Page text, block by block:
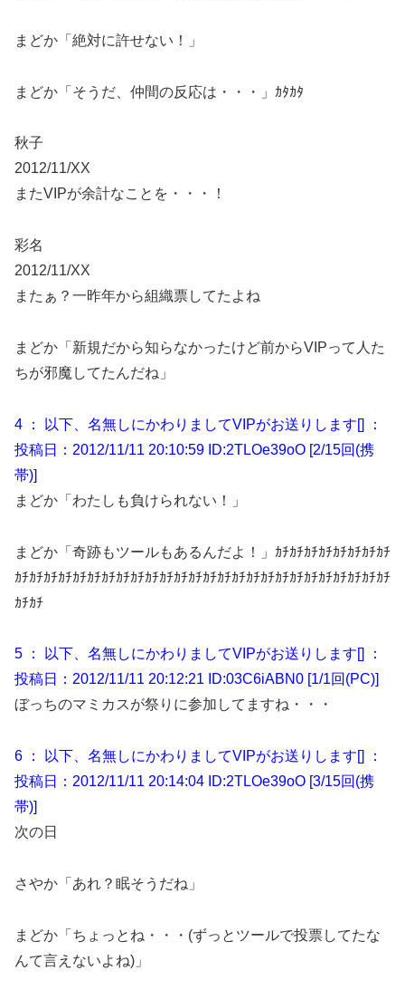
まどか「絶対に許せない！」
まどか「そうだ、仲間の反応は・・・」ｶﾀｶﾀ
秋子
2012/11/XX
またVIPが余計なことを・・・！
彩名
2012/11/XX
またぁ？一昨年から組織票してたよね
まどか「新規だから知らなかったけど前からVIPって人た
ちが邪魔してたんだね」
4 ： 以下、名無しにかわりましてVIPがお送りします[] ：
投稿日：2012/11/11 20:10:59 ID:2TLOe39oO [2/15回(携
帯)]
まどか「わたしも負けられない！」
まどか「奇跡もツールもあるんだよ！」ｶﾁｶﾁｶﾁｶﾁｶﾁｶﾁｶﾁｶﾁ
ｶﾁｶﾁｶﾁｶﾁｶﾁｶﾁｶﾁｶﾁｶﾁｶﾁｶﾁｶﾁｶﾁｶﾁｶﾁｶﾁｶﾁｶﾁｶﾁｶﾁｶﾁｶﾁｶﾁｶﾁｶﾁｶﾁ
ｶﾁｶﾁ
5 ： 以下、名無しにかわりましてVIPがお送りします[] ：
投稿日：2012/11/11 20:12:21 ID:03C6iABN0 [1/1回(PC)]
ぼっちのマミカスが祭りに参加してますね・・・
6 ： 以下、名無しにかわりましてVIPがお送りします[] ：
投稿日：2012/11/11 20:14:04 ID:2TLOe39oO [3/15回(携
帯)]
次の日
さやか「あれ？眠そうだね」
まどか「ちょっとね・・・(ずっとツールで投票してたな
んて言えないよね)」